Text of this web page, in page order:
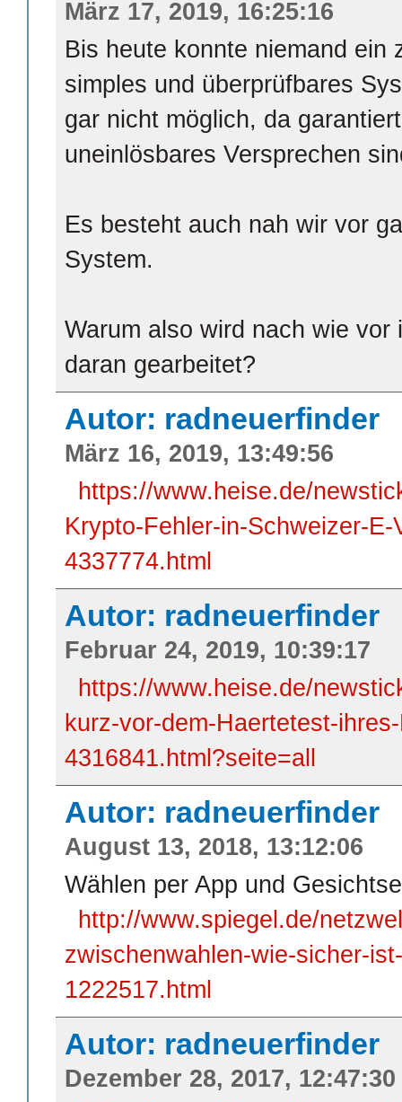
März 17, 2019, 16:25:16
Bis heute konnte niemand ein
simples und überprüfbares
gar nicht möglich, da
uneinlösbares Versprechen
Es besteht auch nah wir vor
System.
Warum also wird nach wie vor
daran gearbeitet?
Autor: radneuerfinder
März 16, 2019, 13:49:56
https://www.heise.de/
Krypto-Fehler-in-Schweizer-
4337774.html
Autor: radneuerfinder
Februar 24, 2019, 10:39:17
https://www.heise.de/
kurz-vor-dem-Haertetest-
4316841.html?seite=all
Autor: radneuerfinder
August 13, 2018, 13:12:06
Wählen per App und
http://www.spiegel.de/
zwischenwahlen-wie-sicher-
1222517.html
Autor: radneuerfinder
Dezember 28, 2017, 12:47:30